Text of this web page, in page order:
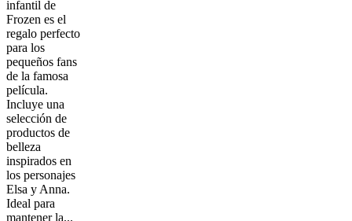
infantil de
Frozen es el
regalo perfecto
para los
pequeños fans
de la famosa
película.
Incluye una
selección de
productos de
belleza
inspirados en
los personajes
Elsa y Anna.
Ideal para
mantener la...